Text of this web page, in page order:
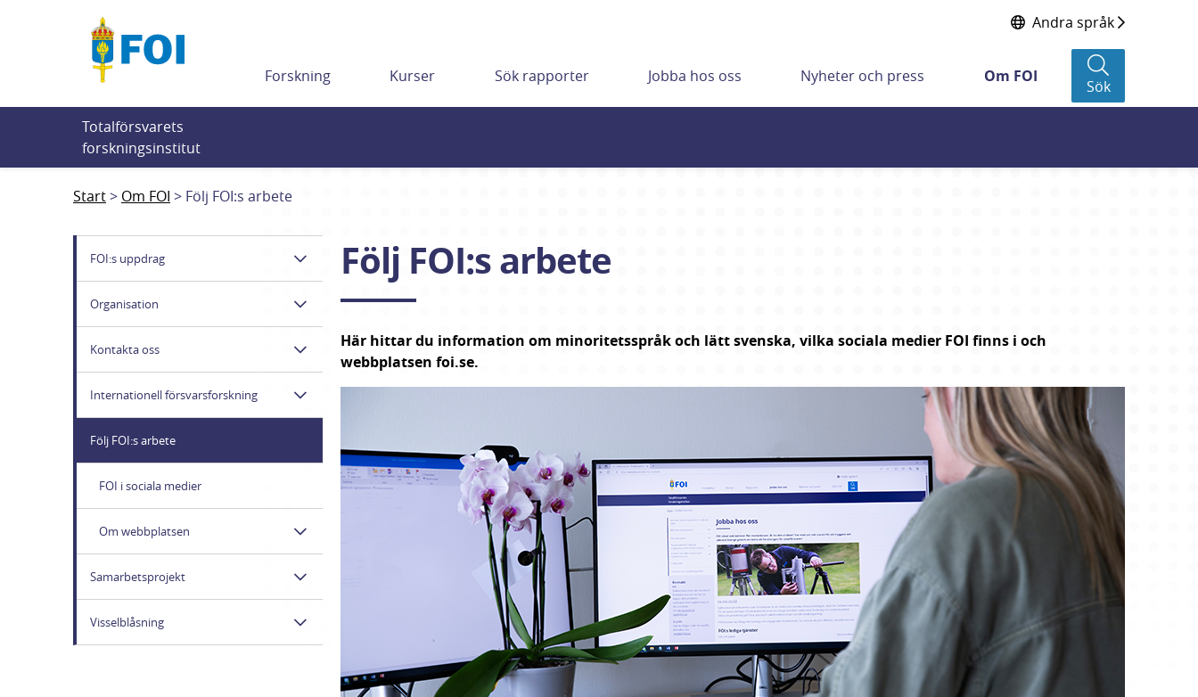
Andra språk
Forskning Kurser Sök rapporter Jobba hos oss Nyheter och press Om FOI
Sök
Totalförsvarets
forskningsinstitut
Start Om FOI Följ FOI:s arbete
FOI:s uppdrag
Organisation
Kontakta oss
Internationell försvarsforskning
Följ FOI:s arbete
FOI i sociala medier
Om webbplatsen
Samarbetsprojekt
Visselblåsning
Följ FOI:s arbete
Här hittar du information om minoritetsspråk och lätt svenska, vilka sociala medier FOI finns i och
webbplatsen foi.se.